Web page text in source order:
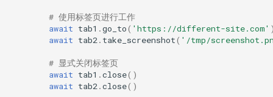
# 使用标签页进行工作
await tab1 .go_to( 'https://different-site.com'
await tab2. take_screenshot( '/tmp/
# 显式关闭标签页
await tab1 .close()
await tab2.close()